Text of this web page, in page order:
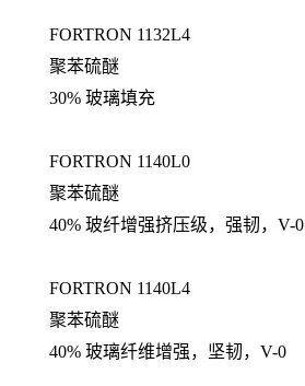
FORTRON 1132L4
聚苯硫醚
30% 玻璃填充
FORTRON 1140L0
聚苯硫醚
40% 玻纤增强挤压级，强韧，V-0
FORTRON 1140L4
聚苯硫醚
40% 玻璃纤维增强，坚韧，V-0